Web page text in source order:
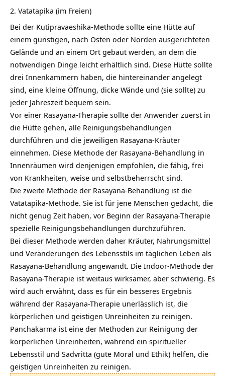
Vatatapika (im Freien)
Bei der Kutipravaeshika-Methode sollte eine Hütte auf
einem günstigen, nach Osten oder Norden ausgerichteten
Gelände und an einem Ort gebaut werden, an dem die
notwendigen Dinge leicht erhältlich sind. Diese Hütte sollte
drei Innenkammern haben, die hintereinander angelegt
sind, eine kleine Öffnung, dicke Wände und (sie sollte) zu
jeder Jahreszeit bequem sein.
Vor einer Rasayana-Therapie sollte der Anwender zuerst in
die Hütte gehen, alle Reinigungsbehandlungen
durchführen und die jeweiligen Rasayana-Kräuter
einnehmen. Diese Methode der Rasayana-Behandlung in
Innenräumen wird denjenigen empfohlen, die fähig, frei
von Krankheiten, weise und selbstbeherrscht sind.
Die zweite Methode der Rasayana-Behandlung ist die
Vatatapika-Methode. Sie ist für jene Menschen gedacht, die
nicht genug Zeit haben, vor Beginn der Rasayana-Therapie
spezielle Reinigungsbehandlungen durchzuführen.
Bei dieser Methode werden daher Kräuter, Nahrungsmittel
und Veränderungen des Lebensstils im täglichen Leben als
Rasayana-Behandlung angewandt. Die Indoor-Methode der
Rasayana-Therapie ist weitaus wirksamer, aber schwierig. Es
wird auch erwähnt, dass es für ein besseres Ergebnis
während der Rasayana-Therapie unerlässlich ist, die
körperlichen und geistigen Unreinheiten zu reinigen.
Panchakarma ist eine der Methoden zur Reinigung der
körperlichen Unreinheiten, während ein spiritueller
Lebensstil und Sadvritta (gute Moral und Ethik) helfen, die
geistigen Unreinheiten zu reinigen.